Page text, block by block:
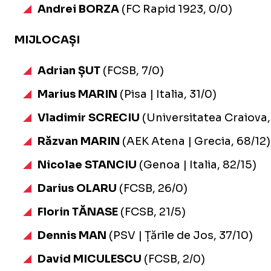
Andrei BORZA(FC Rapid 1923, 0/0)
MIJLOCAȘI
Adrian ȘUT (FCSB, 7/0)
Marius MARIN (Pisa | Italia, 31/0)
Vladimir SCRECIU (Universitatea
Răzvan MARIN (AEK Atena | Grecia, 68/12)
Nicolae STANCIU (Genoa | Italia, 82/15)
Darius OLARU (FCSB, 26/0)
Florin TĂNASE(FCSB, 21/5)
Dennis MAN (PSV | Țările de Jos, 37/10)
David MICULESCU (FCSB, 2/0)